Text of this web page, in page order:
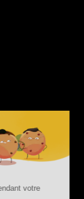
pendant votre